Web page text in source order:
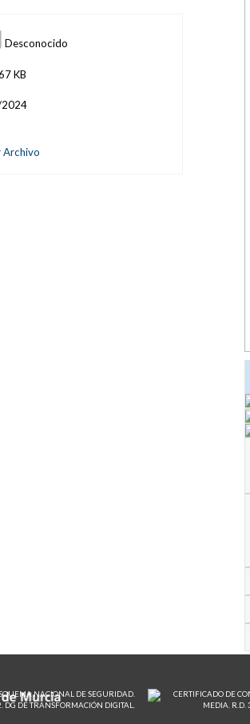
Desconocido
KB
Archivo